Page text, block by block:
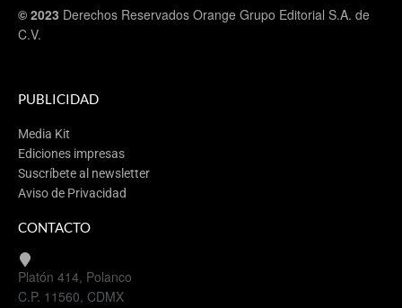
© 2023 Derechos Reservados Orange Grupo Editorial S.A. de
C.V.
PUBLICIDAD
Media Kit
Ediciones impresas
Suscríbete al newsletter
Aviso de Privacidad
CONTACTO
Platón 414, Polanco
C.P. 11560, CDMX